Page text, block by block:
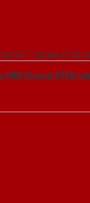
MDF Veneer P1R2 ash